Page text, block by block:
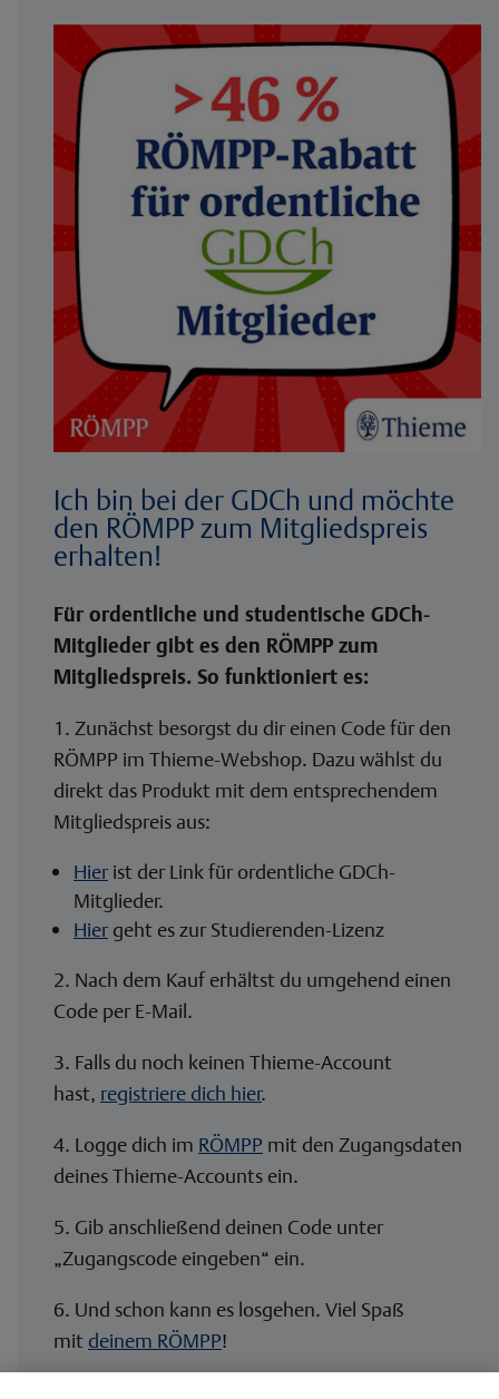
Ich bin bei der GDCh und möchte
den RÖMPP zum Mitgliedspreis
erhalten!
Für ordentliche und studentische GDCh-
Mitglieder gibt es den RÖMPP zum
Mitgliedspreis. So funktioniert es:
1. Zunächst besorgst du dir einen Code für den
RÖMPP im Thieme-Webshop. Dazu wählst du
direkt das Produkt mit dem entsprechendem
Mitgliedspreis aus:
Hier ist der Link für ordentliche GDCh-
Mitglieder.
Hier geht es zur Studierenden-Lizenz
2. Nach dem Kauf erhältst du umgehend einen
Code per E-Mail.
3. Falls du noch keinen Thieme-Account
hast, registriere dich hier.
4. Logge dich im RÖMPP mit den Zugangsdaten
deines Thieme-Accounts ein.
5. Gib anschließend deinen Code unter
„Zugangscode eingeben“ ein.
6. Und schon kann es losgehen. Viel Spaß
mit deinem RÖMPP!